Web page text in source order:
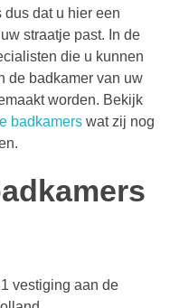
dat u hier een
straatje past. In de
die u kunnen
de badkamer van uw
worden. Bekijk
badkamers wat zij nog
vestiging aan de